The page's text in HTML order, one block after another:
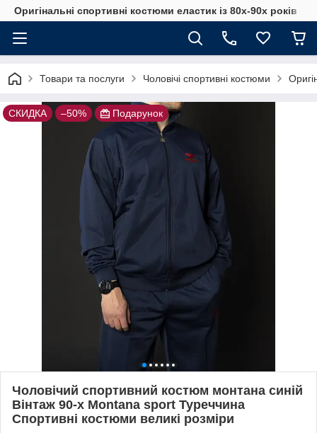
Оригінальні спортивні костюми еластик із 80х-90х років
Товари та послуги Чоловічі спортивні костюми
СКИДКА –50% Подарунок
Чоловічий спортивний костюм монтана синій
Вінтаж 90-х Montana sport Туреччина
Спортивні костюми великі розміри